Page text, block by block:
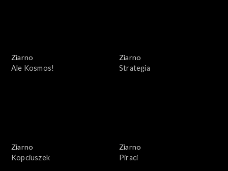
Ziarno
Ale Kosmos!
Ziarno
Strategia
Ziarno
Kopciuszek
Ziarno
Piraci